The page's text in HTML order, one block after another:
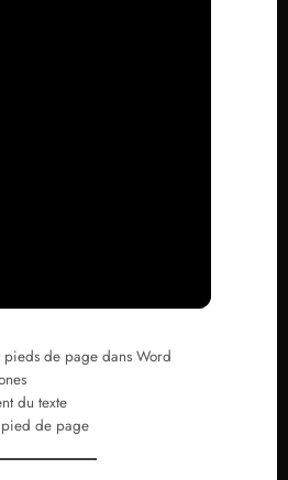
de page dans Word
du texte
de page